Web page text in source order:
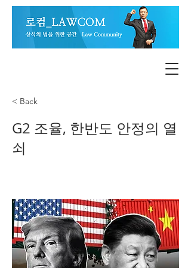
< Back
G2 조율, 한반도 안정의 열
쇠